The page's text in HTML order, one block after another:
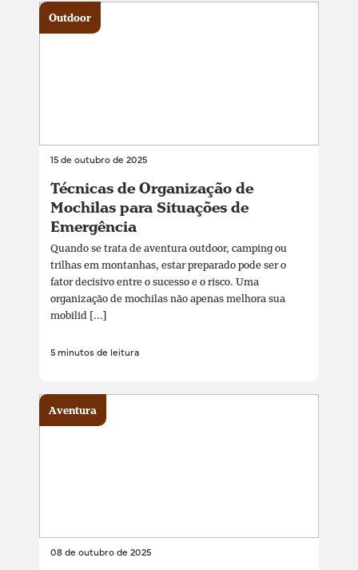
15 de outubro de 2025
Técnicas de Organização de
Mochilas para Situações de
Emergência
Quando se trata de aventura outdoor, camping ou
trilhas em montanhas, estar preparado pode ser o
fator decisivo entre o sucesso e o risco. Uma
organização de mochilas não apenas melhora sua
mobilid [...]
5 minutos de leitura
Outdoor
08 de outubro de 2025
Aventura